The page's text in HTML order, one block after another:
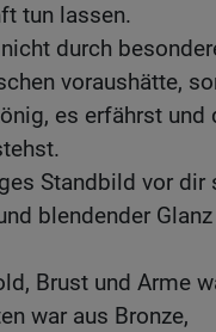
tun lassen.
durch
voraushätte,
es erfährst und
Standbild vor dir
blendender
Brust und Arme
war aus Bronze,